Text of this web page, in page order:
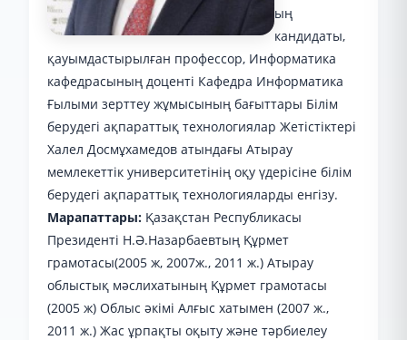
ың
кандидаты,
қауымдастырылған профессор, Информатика
кафедрасының доценті Кафедра Информатика
Ғылыми зерттеу жұмысының бағыттары Білім
берудегі ақпараттық технологиялар Жетістіктері
Халел Досмұхамедов атындағы Атырау
мемлекеттік университетінің оқу үдерісіне білім
берудегі ақпараттық технологияларды енгізу.
Марапаттары: Қазақстан Республикасы
Президенті Н.Ә.Назарбаевтың Құрмет
грамотасы(2005 ж, 2007ж., 2011 ж.) Атырау
облыстық мәслихатының Құрмет грамотасы
(2005 ж) Облыс әкімі Алғыс хатымен (2007 ж.,
2011 ж.) Жас ұрпақты оқыту және тәрбиелеу